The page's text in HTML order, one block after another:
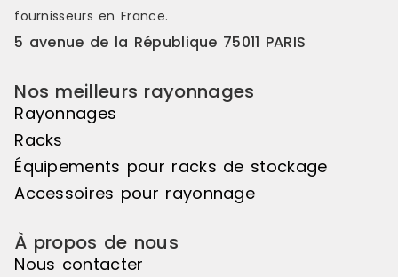
fournisseurs en France.
5 avenue de la République 75011 PARIS
Nos meilleurs rayonnages
Rayonnages
Racks
Équipements pour racks de stockage
Accessoires pour rayonnage
À propos de nous
Nous contacter